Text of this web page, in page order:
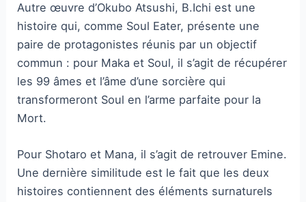
Autre œuvre d’Okubo Atsushi, B.Ichi est une
histoire qui, comme Soul Eater, présente une
paire de protagonistes réunis par un objectif
commun : pour Maka et Soul, il s’agit de récupérer
les 99 âmes et l’âme d’une sorcière qui
transformeront Soul en l’arme parfaite pour la
Mort.
Pour Shotaro et Mana, il s’agit de retrouver Emine.
Une dernière similitude est le fait que les deux
histoires contiennent des éléments surnaturels